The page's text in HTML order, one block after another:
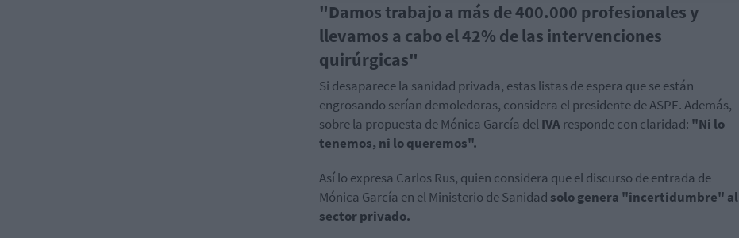
"Damos trabajo a más de 400.000 profesionales y
llevamos a cabo el 42% de las intervenciones
quirúrgicas"
Si desaparece la sanidad privada, estas listas de espera que se están
engrosando serían demoledoras, considera el presidente de ASPE. Además,
sobre la propuesta de Mónica García delIVAresponde con claridad: "Ni lo
tenemos, ni lo queremos".
Así lo expresa Carlos Rus, quien considera que el discurso de entrada de
Mónica García en el Ministerio de Sanidad solo genera "incertidumbre" al
sector privado.